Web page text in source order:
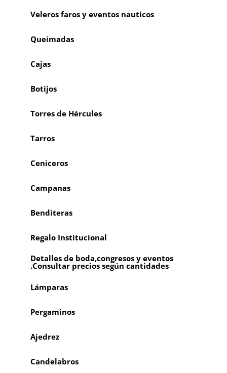
Veleros faros y eventos nauticos
Queimadas
Cajas
Botijos
Torres de Hércules
Tarros
Ceniceros
Campanas
Benditeras
Regalo Institucional
Detalles de boda,congresos y eventos
.Consultar precios según cantidades
Lámparas
Pergaminos
Ajedrez
Candelabros